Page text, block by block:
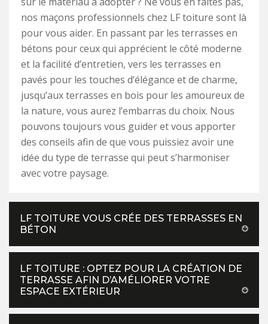
nos maçons professionnels chez LF toiture sont là
pour vous aider. En passant par les terrasses en
bétons pour ceux qui apprécient le côté moderne
et la facilité d’entretien, vers les terrasses en
pavés pour les touches d’élégance et de charme,
jusqu’aux terrasses en bois pour les amoureux de
la nature, vous aurez l’embarras du choix. Nous
pouvons toujours vous guider et vous apporter
des conseils afin de que vous puissiez avoir une
idée du type de terrasse qui peut s’harmoniser
avec votre paysage.
LF TOITURE VOUS CRÉE DES TERRASSES EN
BÉTON
LF TOITURE : OPTEZ POUR LA CRÉATION DE
TERRASSE AFIN D’AMÉLIORER VOTRE
ESPACE EXTÉRIEUR